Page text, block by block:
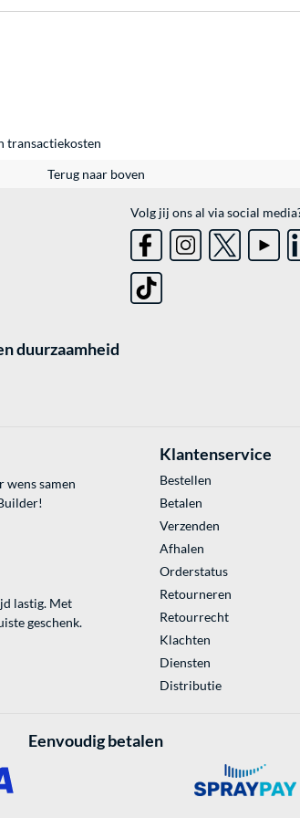
transactiekosten
Terug naar boven
Volg jij ons al via social
duurzaamheid
wens samen
lastig. Met
geschenk.
Klantenservice
Bestellen
Betalen
Verzenden
Afhalen
Orderstatus
Retourneren
Retourrecht
Klachten
Diensten
Distributie
Eenvoudig betalen